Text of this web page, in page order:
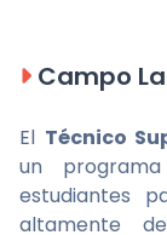
Campo
El Técnico
un
estudiantes
altamente